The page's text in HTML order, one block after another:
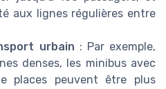
aux lignes régulières entre
urbain : Par exemple,
denses, les minibus avec
places peuvent être plus